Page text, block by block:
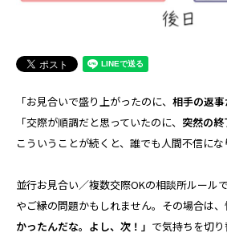
「お見合いで盛り上がったのに、 相手の返事
「交際が順調だと思っていたのに、 突然の終
こういうことが続くと、誰でも人間不信にな
並行お見合い／複数交際OKの相談所ルール
やご縁の問題かもしれません。その場合は、
かったんだな。よし、次！」 で気持ちを切